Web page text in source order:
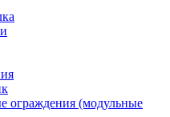
ограждения (модульные